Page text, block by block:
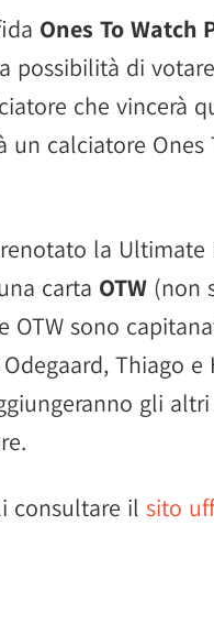
Ones To Watch
possibilità di
che vincerà
calciatore Ones
la
carta OTW (non
OTW sono
Thiago
gli
consultare il sito